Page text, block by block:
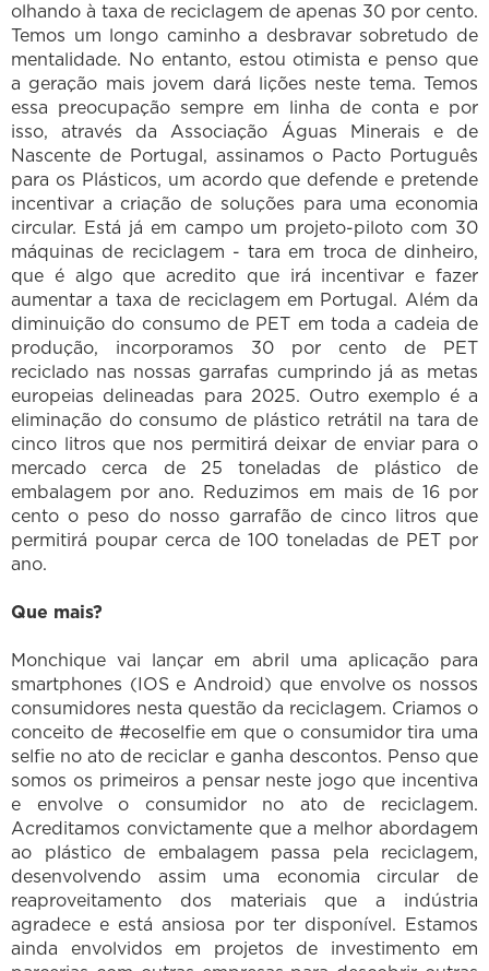
olhando à taxa de reciclagem de apenas 30 por cento.
Temos um longo caminho a desbravar sobretudo de
mentalidade. No entanto, estou otimista e penso que
a geração mais jovem dará lições neste tema. Temos
essa preocupação sempre em linha de conta e por
isso, através da Associação Águas Minerais e de
Nascente de Portugal, assinamos o Pacto Português
para os Plásticos, um acordo que defende e pretende
incentivar a criação de soluções para uma economia
circular. Está já em campo um projeto-piloto com 30
máquinas de reciclagem - tara em troca de dinheiro,
que é algo que acredito que irá incentivar e fazer
aumentar a taxa de reciclagem em Portugal. Além da
diminuição do consumo de PET em toda a cadeia de
produção, incorporamos 30 por cento de PET
reciclado nas nossas garrafas cumprindo já as metas
europeias delineadas para 2025. Outro exemplo é a
eliminação do consumo de plástico retrátil na tara de
cinco litros que nos permitirá deixar de enviar para o
mercado cerca de 25 toneladas de plástico de
embalagem por ano. Reduzimos em mais de 16 por
cento o peso do nosso garrafão de cinco litros que
permitirá poupar cerca de 100 toneladas de PET por
ano.
Que mais?
Monchique vai lançar em abril uma aplicação para
smartphones (IOS e Android) que envolve os nossos
consumidores nesta questão da reciclagem. Criamos o
conceito de #ecoselfie em que o consumidor tira uma
selfie no ato de reciclar e ganha descontos. Penso que
somos os primeiros a pensar neste jogo que incentiva
e envolve o consumidor no ato de reciclagem.
Acreditamos convictamente que a melhor abordagem
ao plástico de embalagem passa pela reciclagem,
desenvolvendo assim uma economia circular de
reaproveitamento dos materiais que a indústria
agradece e está ansiosa por ter disponível. Estamos
ainda envolvidos em projetos de investimento em